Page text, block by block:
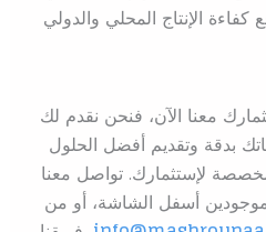
الإنتاج المحلي والدولي
معنا الآن، فنحن نقدم لك
بدقة وتقديم أفضل الحلول
لإستثمارك. تواصل معنا
أسفل الشاشة، أو من